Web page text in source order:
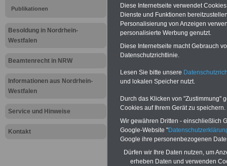
Publikationen
Besoldung in Nordrhein-
Westfalen
Beamtenrecht in NRW
Informationen aus Nordrhein-
Westfalen
Service und Hinweise
Kontakt
Meldung
Nordrhein-
informiert
BEHÖRDEN-ABOmit drei
25,00 Euro: Wissenswertes für
und Beamte,
Bund und Ländern) sowie
und Ländern. Alle drei Ratgeber sind
übersichtlich gegliedert und
Diese Internetseite verwendet
Dienste und Funktionen
Personalisierung von Anzeigen
personalisierte Werbung genutzt.
Diese Internetseite macht Gebrauch
Datenschutzrichtlinie.
Lesen Sie bitte unsere
und lokalen Speicher nutzt.
Durch das Klicken von "Zustimmung"
Cookies auf Ihrem Gerät zu speichern.
Wir gewähren Dritten - einschließlich
Google-Website "
Google ihre personenbezogenen
Dürfen wir Ihre Daten nutzen, um
erheben Daten und verwenden